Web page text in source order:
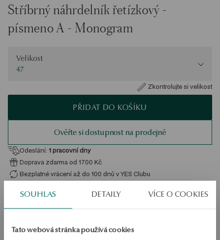
SOUHLAS DETAILY VÍCE O COOKIES
Tato webová stránka používá cookies
Stříbrný náhrdelník řetízkový -
písmeno A - Monogram
Velikost
47
Zkontrolujte si velikost
PŘIDAT DO KOŠÍKU
Ověřte si dostupnost na prodejně
Odeslání: 1 pracovní dny
Doprava zdarma od 1700 Kč
Bezplatné vrácení až do 100 dnů v YES Clubu
PODROBNOSTI
Kov: Stříbro